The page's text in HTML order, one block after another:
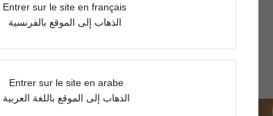
Entrer sur le site en français
الذهاب إلى الموقع بالفرنسية
Entrer sur le site en arabe
الذهاب إلى الموقع باللغة العربية